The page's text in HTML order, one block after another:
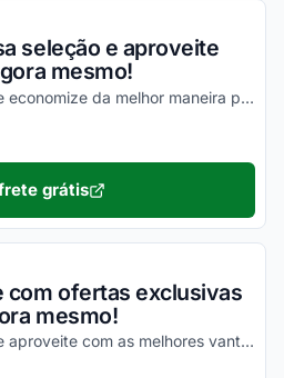
seleção e aproveite
mesmo!
Não fique de fora dessa e economize da melhor maneira possível!
grátis
com ofertas exclusivas
mesmo!
Não fique de fora dessa e aproveite com as melhores vantagens!